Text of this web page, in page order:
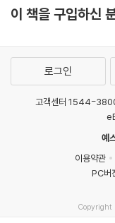
이 책을 구입하신
로그인
고객센터 1544-
예
이용약관
PC버
Copyright